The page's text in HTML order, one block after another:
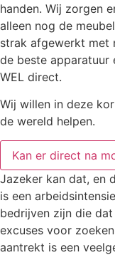
handen. Wij zorgen
alleen nog de
strak afgewerkt met
de beste apparatuur
WEL direct.
Wij willen in deze
de wereld helpen.
Kan er direct na
Jazeker kan dat, en
is een
bedrijven zijn die
excuses voor
aantrekt is een